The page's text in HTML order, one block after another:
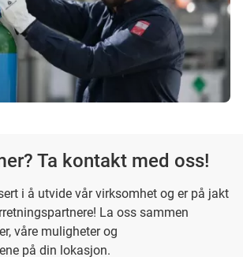
Ta kontakt med oss!
i å utvide vår virksomhet og er på jakt
La oss sammen
våre muligheter og
på din lokasjon.